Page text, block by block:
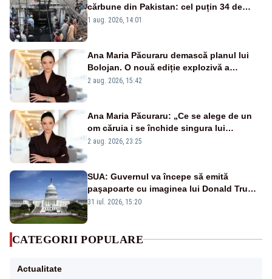
cărbune din Pakistan: cel puțin 34 de
morți - VIDEO
1 aug. 2026, 14:01
Ana Maria Păcuraru demască planul lui
Bolojan. O nouă ediție explozivă a
emisiunii „Miza Zilei” la Realitatea PLUS
2 aug. 2026, 15:42
Ana Maria Păcuraru: „Ce se alege de un
om căruia i se închide singura lui
portiță?”
2 aug. 2026, 23:25
SUA: Guvernul va începe să emită
paşapoarte cu imaginea lui Donald Trump
începând cu 8 august
31 iul. 2026, 15:20
CATEGORII POPULARE
Actualitate